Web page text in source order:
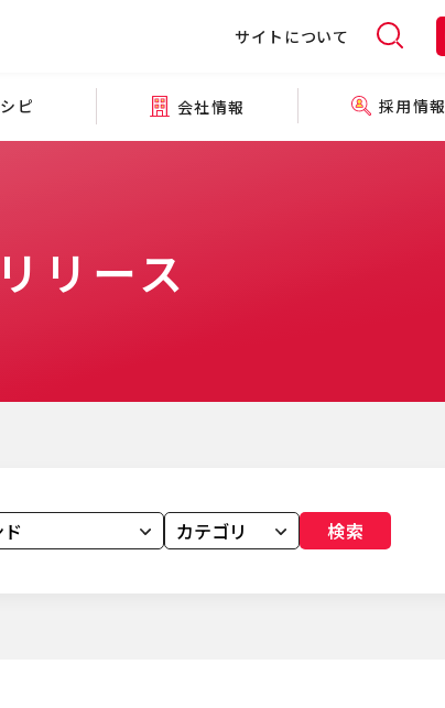
サイトについて
ピ 会社情報 採用情報
リース
検索